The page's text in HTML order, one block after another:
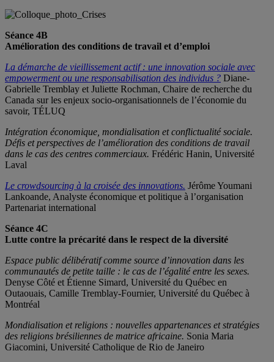
Séance 4B
Amélioration des conditions de travail et d’emploi
La démarche de vieillissement actif: une innovation sociale avec
empowerment ou une responsabilisation des individus ? Diane-
Gabrielle Tremblay et Juliette Rochman, Chaire de recherche du
Canada sur les enjeux socio-organisationnels de l’économie du
savoir, TÉLUQ
Intégration économique, mondialisation et conflictualité sociale.
Défis et perspectives de l’amélioration des conditions de travail
dans le cas des centres commerciaux. Frédéric Hanin, Université
Laval
Le crowdsourcing à la croisée des innovations. Jérôme Youmani
Lankoande, Analyste économique et politique à l’organisation
Partenariat international
Séance 4C
Lutte contre la précarité dans le respect de la diversité
Espace public délibératif comme source d’innovation dans les
communautés de petite taille : le cas de l’égalité entre les sexes.
Denyse Côté et Étienne Simard, Université du Québec en
Outaouais, Camille Tremblay-Fournier, Université du Québec à
Montréal
Mondialisation et religions : nouvelles appartenances et stratégies
des religions brésiliennes de matrice africaine. Sonia Maria
Giacomini, Université Catholique de Rio de Janeiro